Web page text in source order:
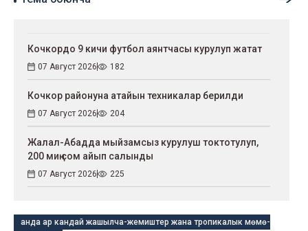
Кочкордо 9 кичи футбол аянтчасы курулуп жатат
07 Август 2026 182
Кочкор районуна атайын техникалар берилди
07 Август 2026 204
Жалал-Абадда мыйзамсыз курулуш токтотулуп,
200 миң сом айып салынды
07 Август 2026 225
анда ар кандай жашылча-жемиштер жана тропикалык мөмө-